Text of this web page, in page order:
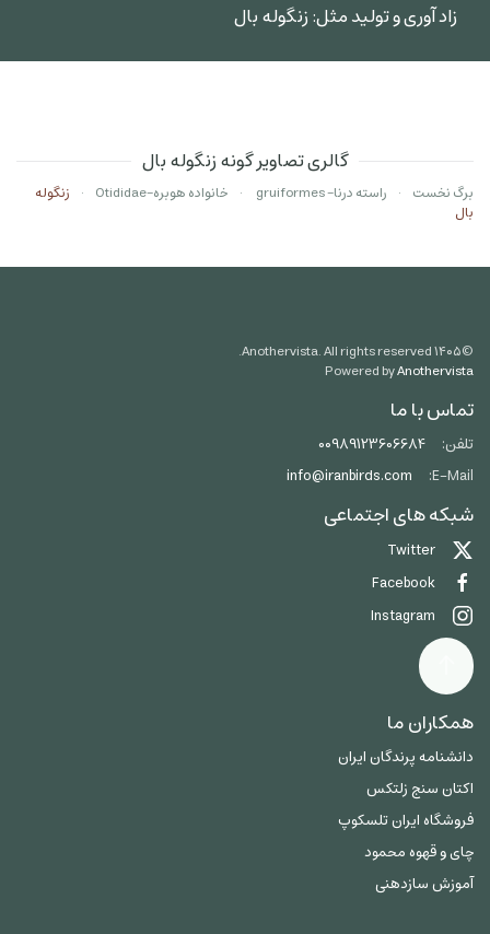
زاد آوری و تولید مثل: زنگوله بال
گالری تصاویر گونه زنگوله بال
برگ نخست راسته درنا- gruiformes خانواده هوبره-Otididae
زنگوله
بال
©۱۴۰۵
Powered byAnothervista
تماس با ما
تلفن:
00989123606684
E-Mail:
info@iranbirds.com
شبکه های اجتماعی
Twitter
Facebook
Instagram
همکاران ما
دانشنامه پرندگان ایران
اکتان سنج زلتکس
فروشگاه ایران تلسکوپ
چای و قهوه محمود
آموزش سازدهنی